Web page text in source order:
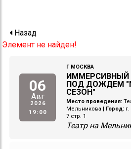
Назад
Элемент не найден!
06
Авг
2026
19:00
Г МОСКВА
ИММЕРСИВНЫЙ
ПОД ДОЖДЕМ
СЕЗОН"
Место проведения:
Мельникова
Город:
7 стр. 1
Театр на